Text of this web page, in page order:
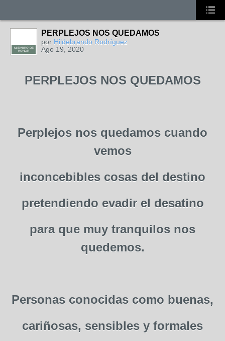
MIEMBRO DE
HONOR
PERPLEJOS NOS QUEDAMOS
por Hildebrando Rodríguez
Ago 19, 2020
PERPLEJOS NOS QUEDAMOS
Perplejos nos quedamos cuando
vemos
inconcebibles cosas del destino
pretendiendo evadir el desatino
para que muy tranquilos nos
quedemos.
Personas conocidas como buenas,
cariñosas, sensibles y formales